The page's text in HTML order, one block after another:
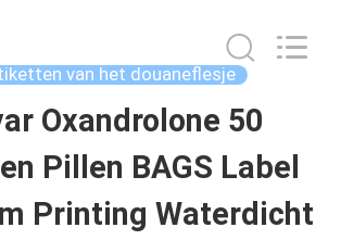
van het douaneflesje
Oxandrolone 50
Pillen BAGS Label
Printing Waterdicht